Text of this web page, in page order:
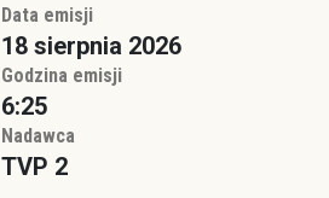
Data emisji
18 sierpnia 2026
Godzina emisji
6:25
Nadawca
TVP 2